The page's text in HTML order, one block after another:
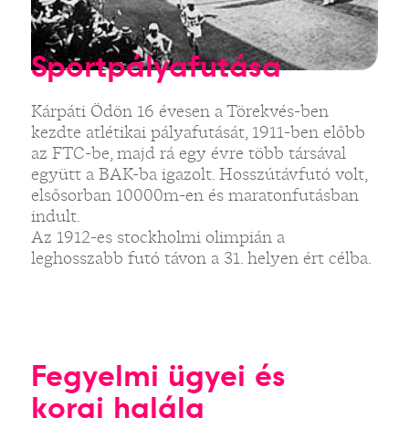
Sportpályafutása
Kárpáti Ödön 16 évesen a Törekvés-ben
kezdte atlétikai pályafutását, 1911-ben előbb
az FTC-be, majd rá egy évre több társával
együtt a BAK-ba igazolt. Hosszútávfutó volt,
elsősorban 10000m-en és maratonfutásban
indult.
Az 1912-es stockholmi olimpián a
leghosszabb futó távon a 31. helyen ért célba.
Fegyelmi ügyei és
korai halála